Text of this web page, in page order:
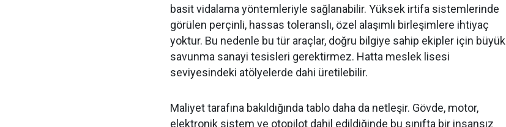
basit vidalama yöntemleriyle sağlanabilir. Yüksek irtifa sistemlerinde
görülen perçinli, hassas toleranslı, özel alaşımlı birleşimlere ihtiyaç
yoktur. Bu nedenle bu tür araçlar, doğru bilgiye sahip ekipler için büyük
savunma sanayi tesisleri gerektirmez. Hatta meslek lisesi
seviyesindeki atölyelerde dahi üretilebilir.
Maliyet tarafına bakıldığında tablo daha da netleşir. Gövde, motor,
elektronik sistem ve otopilot dahil edildiğinde bu sınıfta bir insansız